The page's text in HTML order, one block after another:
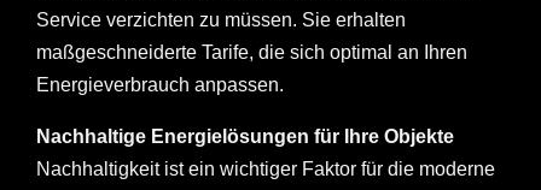
Service verzichten zu müssen. Sie erhalten
maßgeschneiderte Tarife, die sich optimal an Ihren
Energieverbrauch anpassen.
Nachhaltige Energielösungen für Ihre Objekte
Nachhaltigkeit ist ein wichtiger Faktor für die moderne